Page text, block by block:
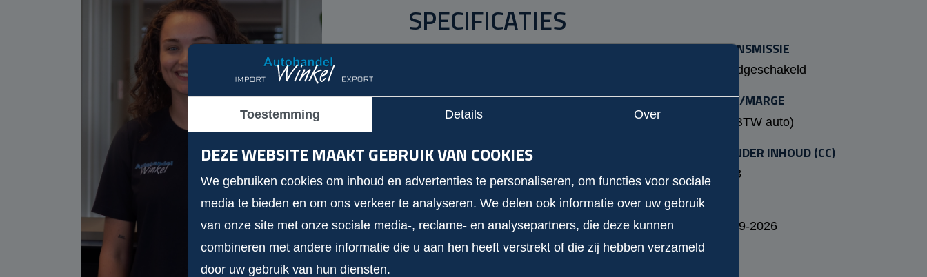
SPECIFICATIES
KILOMETERSTAND BRANDSTOF TRANSMISSIE
Handgeschakeld
BOUWJAAR VERMOGEN (PK) BTW/MARGE
Ja (BTW auto)
CARROSSERIE
Bestelauto VJK80S
CILINDER INHOUD (CC)
1968
VERMOGEN (KW)
103
KLEUR
wit 28-09-2026
OPMERKING
Toestemming Details Over
DEZE WEBSITE MAAKT GEBRUIK VAN COOKIES
We gebruiken cookies om inhoud en advertenties te personaliseren, om functies voor sociale
media te bieden en om ons verkeer te analyseren. We delen ook informatie over uw gebruik
van onze site met onze sociale media-, reclame- en analysepartners, die deze kunnen
combineren met andere informatie die u aan hen heeft verstrekt of die zij hebben verzameld
door uw gebruik van hun diensten.